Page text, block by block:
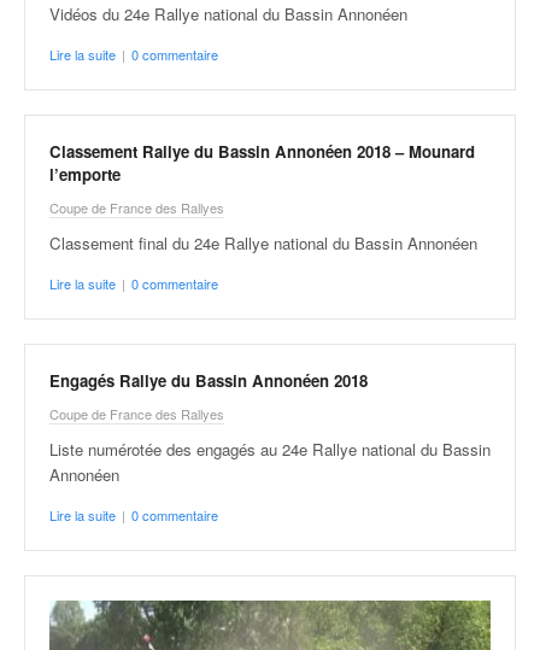
Vidéos du 24e Rallye national du Bassin Annonéen
Lire la suite | 0 commentaire
Classement Rallye du Bassin Annonéen 2018 – Mounard
l’emporte
Coupe de France des Rallyes
Classement final du 24e Rallye national du Bassin Annonéen
Lire la suite | 0 commentaire
Engagés Rallye du Bassin Annonéen 2018
Coupe de France des Rallyes
Liste numérotée des engagés au 24e Rallye national du Bassin
Annonéen
Lire la suite | 0 commentaire